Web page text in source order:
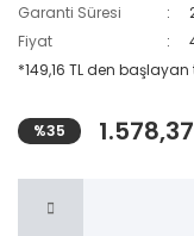
Garanti Süresi
Fiyat
*149,16 TL den
%35